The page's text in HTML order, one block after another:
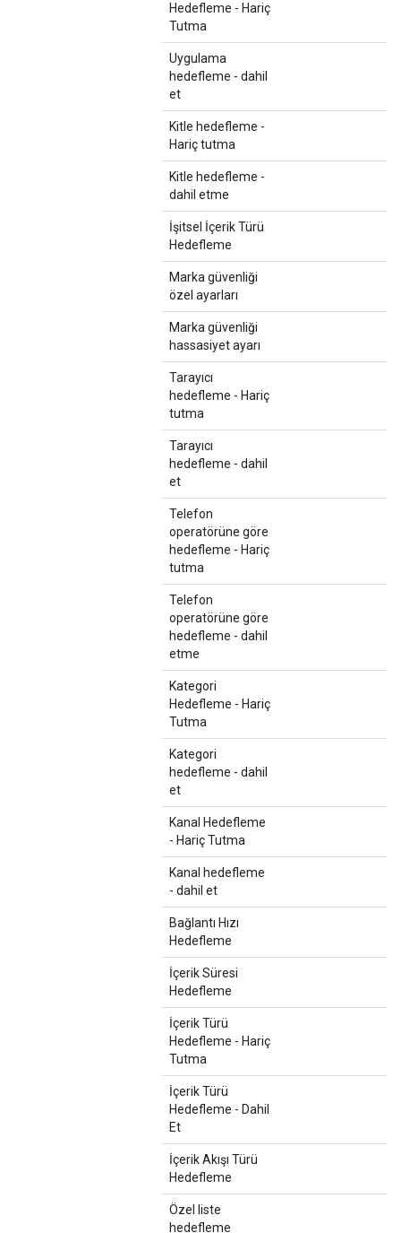
Hedefleme - Hariç
Tutma
Uygulama
hedefleme - dahil
et
Kitle hedefleme -
Hariç tutma
Kitle hedefleme -
dahil etme
İşitsel İçerik Türü
Hedefleme
Marka güvenliği
özel ayarları
Marka güvenliği
hassasiyet ayarı
Tarayıcı
hedefleme - Hariç
tutma
Tarayıcı
hedefleme - dahil
et
Telefon
operatörüne göre
hedefleme - Hariç
tutma
Telefon
operatörüne göre
hedefleme - dahil
etme
Kategori
Hedefleme - Hariç
Tutma
Kategori
hedefleme - dahil
et
Kanal Hedefleme
- Hariç Tutma
Kanal hedefleme
- dahil et
Bağlantı Hızı
Hedefleme
İçerik Süresi
Hedefleme
İçerik Türü
Hedefleme - Hariç
Tutma
İçerik Türü
Hedefleme - Dahil
Et
İçerik Akışı Türü
Hedefleme
Özel liste
hedefleme